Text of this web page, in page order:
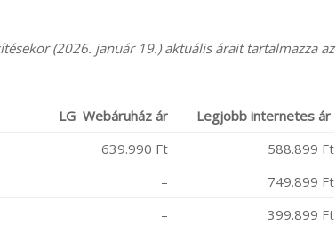
(2026. január 19.) aktuális árait tartalmazza az
LG Webáruház ár Legjobb internetes ár
639.990 Ft
588.899 Ft
– 749.899 Ft
– 399.899 Ft